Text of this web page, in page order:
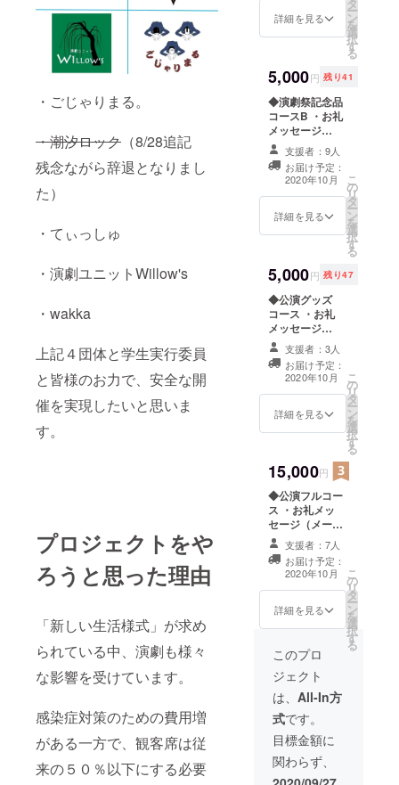
・ごじゃりまる。
・潮汐ロック （8/28追記
残念ながら辞退となりまし
た）
・てぃっしゅ
・演劇ユニットWillow's
・wakka
上記４団体と学生実行委員
と皆様のお力で、安全な開
催を実現したいと思いま
す。
プロジェクトをや
ろうと思った理由
「新しい生活様式」が求め
られている中、演劇も様々
な影響を受けています。
感染症対策のための費用増
がある一方で、観客席は従
来の５０％以下にする必要
Willow's(明治大
学)」
1団体の上演台本
下から希望の1団
書き下さい。
「ごじゃり
まる。(慶應義塾
大学)」「てぃっ
しゅ(桜美林大
学)」「潮汐ロッ
ク(早稲田大
学)」「創作ユ
ニットwakka(早
稲田大学)」「演
劇ユニット
Willow's(明治大
詳細を見る ー
ン
を
選
択
す
る
5,000円 残り41
◆演劇祭記念品
コースB ・お礼
メッセージ
（メール） ・記
念Tシャツ（郵
送） ※サイズ
（S・M・L）を
備考欄にお書き
下さい。 デザイ
委員がデザイン
します。
支援者：9人
お届け予定：
2020年10月
詳細を見る
こ
の
リ
タ
ー
ン
を
選
択
す
る
5,000円 残り47
◆公演グッズ
コース ・お礼
メッセージ
（メール） ・参
加全団体の上演
台本（郵送）
支援者：3人
お届け予定：
2020年10月
詳細を見る
こ
の
リ
タ
ー
ン
を
選
択
す
る
15,000円
◆公演フルコー
ス ・お礼メッ
セージ（メー
ル） ・参加全団
体の上演動画配
信（後日、配信
URL送付。期間
限定） ・参加全
団体の上演台本
学生実行委員取
材による演劇祭
オフショット特
別動画配信（上
演動画と合わせ
て配信URL送
付）
支援者：7人
お届け予定：
2020年10月
詳細を見る
こ
の
リ
タ
ー
ン
を
選
択
す
る
このプロ
ジェクト
は、 All-In方
式です。
目標金額に
関わらず、